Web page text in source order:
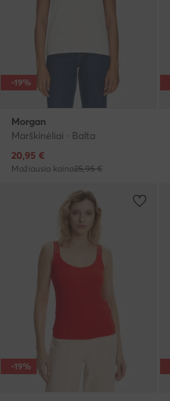
-19%
Morgan
Marškinėliai · Balta
Dabartinė kaina
20,95 €
Mažiausia kaina25,95 €
-19%